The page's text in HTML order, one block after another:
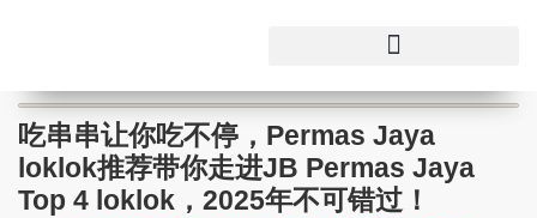
吃串串让你吃不停，Permas Jaya
loklok推荐带你走进JB Permas Jaya
Top 4 loklok，2025年不可错过！